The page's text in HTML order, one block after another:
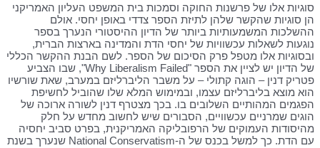
סוגיות אלו של פרשנות החוקה וסמכות בית המשפט העליון האמריקני
הן סוגיות שהקשר שלהן לתיזת הספר צדדי באופן יחסי. אולם
ההשלכות המשמעותיות ביותר של הדיון ההיסטורי הנערך בספר
נוגעות לשאלות עכשוויות של יחסי הדת והמדינה בארצות הברית,
ובסוגיות אלו מטפל פרק הסיכום של הספר. לשם הבנת ההקשר הכללי
של הדיון יש לציין את הספר "Why Liberalism Failed", שבו הצביע
פטריק דנין – הוגה קתולי – על משבר הליברליזם במערב, שאת שורשיו
הוא מוצא בליברליזם עצמו, ובמימוש המלא שלו שהוביל לחשיפת
הפגמים המהותיים השלובים בו. בכך מצטרף דנין לשורה ארוכה של
הוגים שמרניים עכשוויים, הסבורים שיש לחשוב מחדש על חלק
מהיסודות העמוקים של הרפובליקה האמריקנית, בפרט סביב יחסיה
עם הדת. כך למשל בכנס של ה-National Conservatism שנערך בשנת